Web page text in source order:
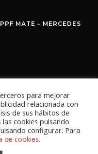
MATE – MERCEDES
para mejorar
relacionada con
de sus hábitos de
cookies pulsando
configurar. Para
de cookies.